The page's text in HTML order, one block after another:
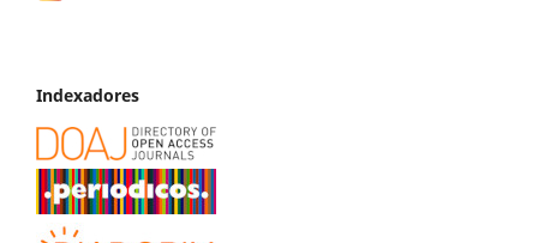
Indexadores